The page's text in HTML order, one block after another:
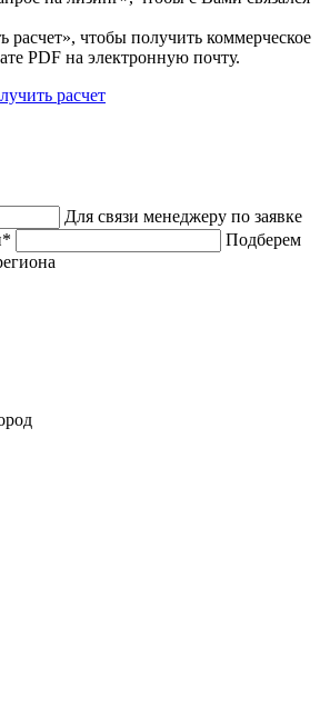
расчет», чтобы получить коммерческое
PDF на электронную почту.
расчет
Для связи менеджеру по заявке
*
Подберем